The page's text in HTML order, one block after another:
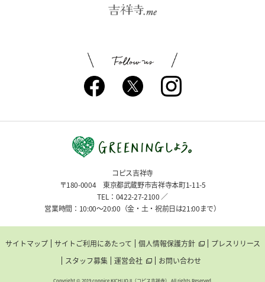
コピス吉祥寺
〒180-0004 東京都武蔵野市吉祥寺本町1-11-5
TEL：0422-27-2100 ／
営業時間：10:00〜20:00（金・土・祝前日は21:00まで）
サイトマップ サイトご利用にあたって 個人情報保護方針
プレスリリース
スタッフ募集
運営会社 お問い合わせ